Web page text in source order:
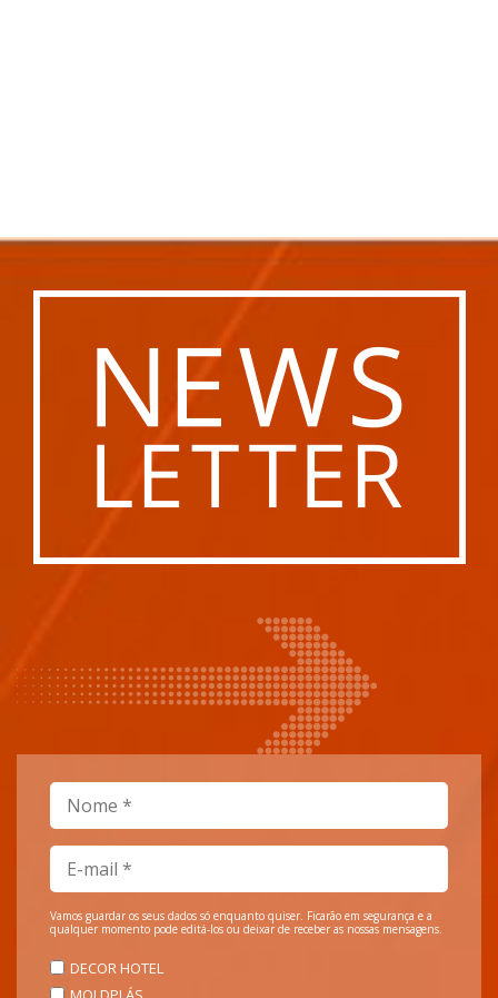
Vamos guardar os seus dados só enquanto quiser. Ficarão em segurança e a
qualquer momento pode editá-los ou deixar de receber as nossas mensagens.
DECOR HOTEL